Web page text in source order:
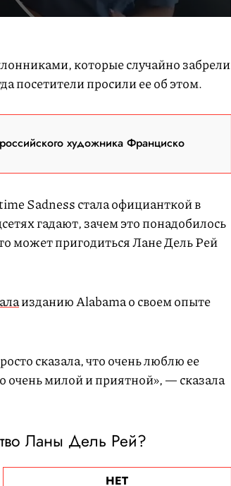
которые случайно забрели
посетители просили ее об этом.
художника Франциско
Sadness стала официанткой в
гадают, зачем это понадобилось
может пригодиться Лане Дель Рей
изданию Alabama о своем опыте
сказала, что очень люблю ее
очень милой и приятной», — сказала
Ланы Дель Рей?
НЕТ